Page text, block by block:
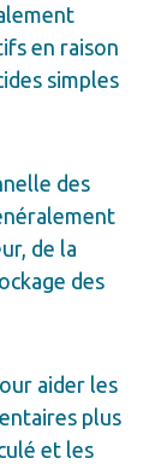
en raison
simples
des
de la
des
aider les
plus
et les